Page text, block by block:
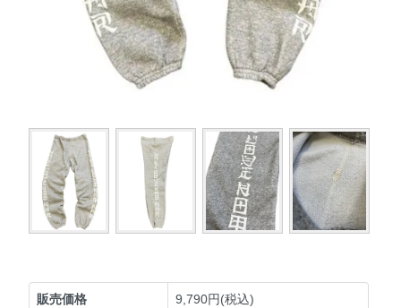
販売価格 9,790円(税込)